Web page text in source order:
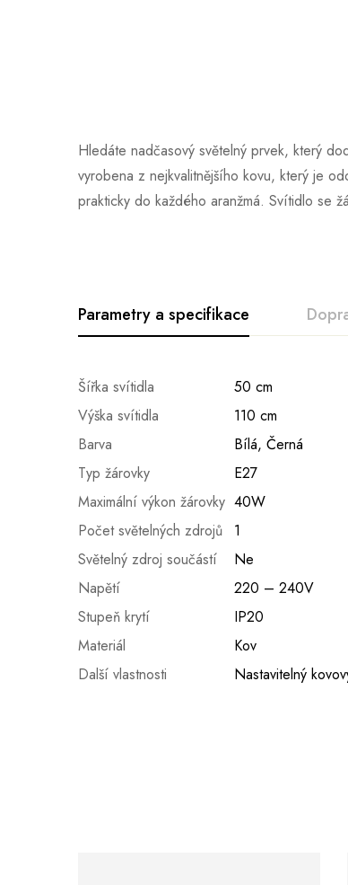
Hledáte nadčasový světelný prvek, který
vyrobena z nejkvalitnějšího kovu, který je
prakticky do každého aranžmá. Svítidlo se
Parametry a specifikace
Šířka svítidla
50 cm
Výška svítidla
110 cm
Barva
Bílá, Černá
Typ žárovky
E27
Maximální výkon žárovky 40W
Počet světelných zdrojů
1
Světelný zdroj součástí
Ne
Napětí
220 – 240V
Stupeň krytí
IP20
Materiál
Kov
Další vlastnosti
Nastavitelný